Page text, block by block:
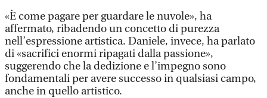
«È come pagare per guardare le nuvole», ha
affermato, ribadendo un concetto di purezza
nell’espressione artistica. Daniele, invece, ha parlato
di «sacrifici enormi ripagati dalla passione»,
suggerendo che la dedizione e l’impegno sono
fondamentali per avere successo in qualsiasi campo,
anche in quello artistico.